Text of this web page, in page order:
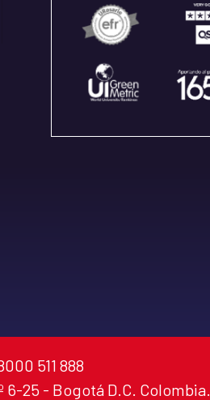
511 888
6-25 - Bogotá D.C. Colombia.